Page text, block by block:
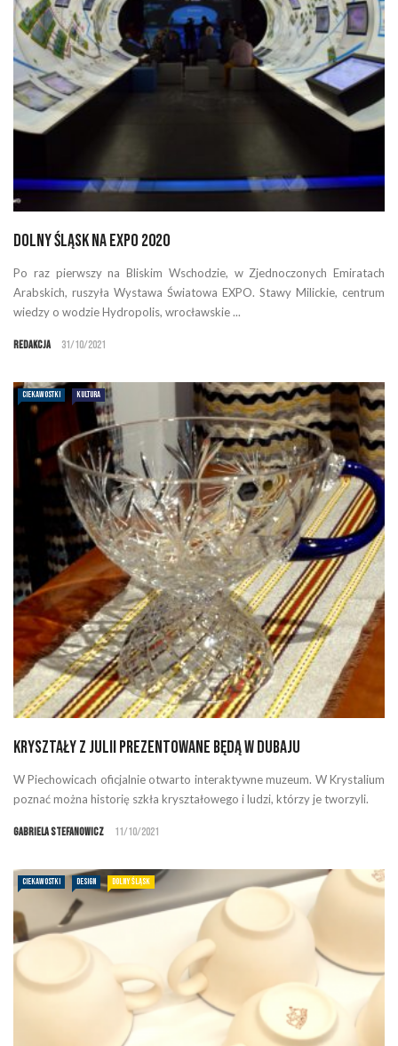
Dolny Śląsk na EXPO 2020
Po raz pierwszy na Bliskim Wschodzie, w Zjednoczonych Emiratach
Arabskich, ruszyła Wystawa Światowa EXPO. Stawy Milickie, centrum
wiedzy o wodzie Hydropolis, wrocławskie ...
Redakcja 31/10/2021
CIEKAWOSTKI KULTURA
Kryształy z Julii prezentowane będą w Dubaju
W Piechowicach oficjalnie otwarto interaktywne muzeum. W Krystalium
poznać można historię szkła kryształowego i ludzi, którzy je tworzyli.
Gabriela Stefanowicz 11/10/2021
CIEKAWOSTKI DESIGN DOLNY ŚLĄSK